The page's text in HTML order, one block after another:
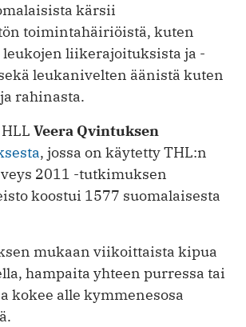
kärsii
toimintahäiriöistä, kuten
liikerajoituksista ja -
leukanivelten äänistä kuten
rahinasta.
Veera Qvintuksen
, jossa on käytetty THL:n
2011 -tutkimuksen
koostui 1577 suomalaisesta
mukaan viikoittaista kipua
hampaita yhteen purressa tai
kokee alle kymmenesosa